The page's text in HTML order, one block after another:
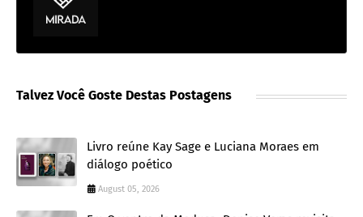
Talvez Você Goste Destas Postagens
Livro reúne Kay Sage e Luciana Moraes em
diálogo poético
August 05, 2026